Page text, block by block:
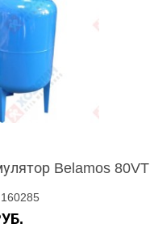
Belamos 80VT